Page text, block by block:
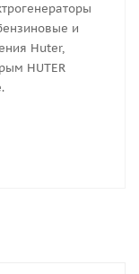
и
Huter,
HUTER